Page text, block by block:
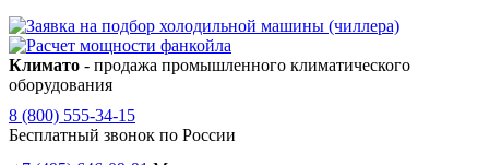
Климато - продажа промышленного климатического
оборудования
8 (800) 555-34-15
Бесплатный звонок по России